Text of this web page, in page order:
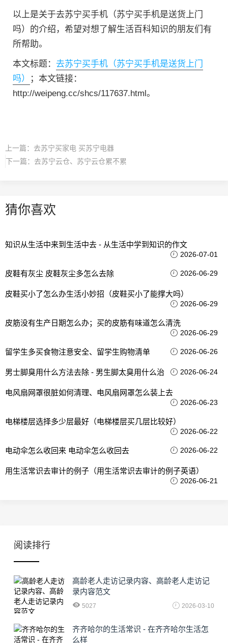
以上是关于去苏宁买手机（苏宁买手机是送货上门
吗）的介绍，希望对想了解生活百科知识的朋友们有
所帮助。
本文标题： 去苏宁买手机（苏宁买手机是送货上门
吗）
；本文链接：
http://weipeng.cc/shcs/117637.html。
上一篇： 去苏宁买家电 买苏宁电器
下一篇： 去苏宁云仓、苏宁云仓累不累
猜你喜欢
知识从生活中来到生活中去 - 从生活中学到知识的作文
2026-07-01
皮鞋有灰尘 皮鞋灰尘多怎么去除 2026-06-29
皮鞋买小了怎么办生活小妙招（皮鞋买小了能撑大吗）
2026-06-29
皮筋没有生产日期怎么办；买的皮筋有味道怎么清洗
2026-06-29
留学生多买食物注意安全、留学生购物清单 2026-06-26
男士脚臭用什么方法去除 - 男生脚太臭用什么治 2026-06-24
电风扇网罩很脏如何清理、电风扇网罩怎么装上去
2026-06-23
电梯楼层选择多少层最好（电梯楼层买几层比较好）
2026-06-22
电动伞怎么收回来 电动伞怎么收回去 2026-06-22
用生活常识去审计的例子（用生活常识去审计的例子英语）
2026-06-21
阅读排行
高龄老人走访记录内容、高龄老人走访记
录内容范文
5027 2026-03-10
齐齐哈尔的生活常识 - 在齐齐哈尔生活怎
么样